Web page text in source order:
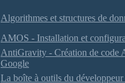
Algorithmes et structures de
AMOS - Installation et
AntiGravity - Création de code
Google
La boîte à outils du